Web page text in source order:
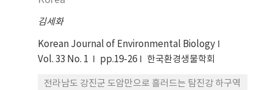
에서 3월부터 6월까지는 수서곤충의 유생이 우점하
다가 7월에는 지각류와 요각류의 우점으로 천이가 이
루어졌으며 유사한 천이가 정점 3에서도 관찰되었으
나 정점 2에서는 이러한 천이가 없었다. 종다양성지수
는 3월을 제외하면 정점 1에서 항상 높게 나타났다. 조
김세화
Korean Journal of Environmental Biology
Vol. 33 No. 1
pp.19-26 한국환경생물학회
전라남도 강진군 도암만으로 흘러드는 탐진강 하구역